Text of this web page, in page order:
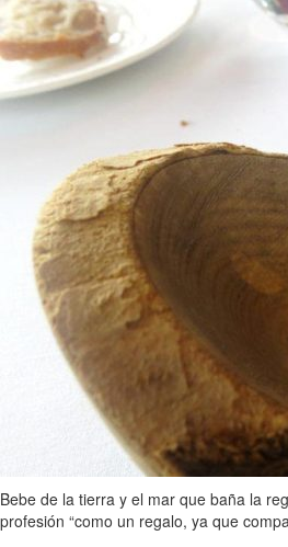
Bebe de la tierra y el mar que baña la
profesión “como un regalo, ya que